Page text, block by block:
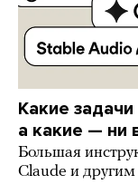
Какие
а какие — ни
Большая
Claude и